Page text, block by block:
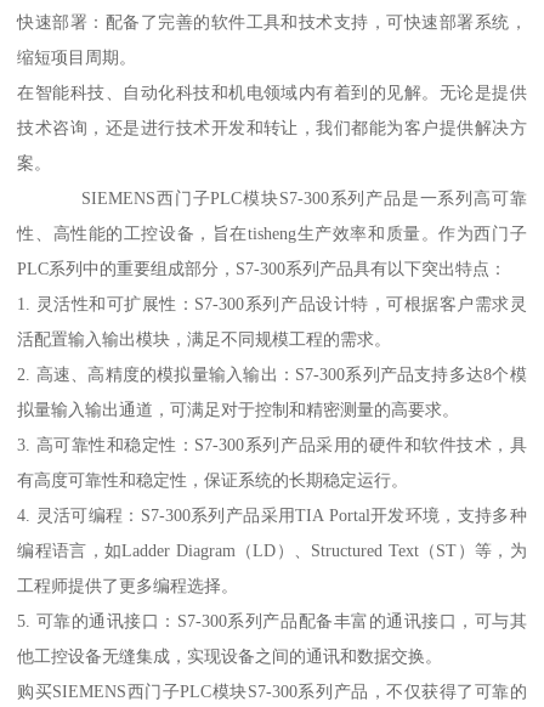
快速部署：配备了完善的软件工具和技术支持，可快速部署系统，
缩短项目周期。
在智能科技、自动化科技和机电领域内有着到的见解。无论是提供
技术咨询，还是进行技术开发和转让，我们都能为客户提供解决方
案。
SIEMENS西门子PLC模块S7-300系列产品是一系列高可靠
性、高性能的工控设备，旨在tisheng生产效率和质量。作为西门子
PLC系列中的重要组成部分，S7-300系列产品具有以下突出特点：
1. 灵活性和可扩展性：S7-300系列产品设计特，可根据客户需求灵
活配置输入输出模块，满足不同规模工程的需求。
2. 高速、高精度的模拟量输入输出：S7-300系列产品支持多达8个模
拟量输入输出通道，可满足对于控制和精密测量的高要求。
3. 高可靠性和稳定性：S7-300系列产品采用的硬件和软件技术，具
有高度可靠性和稳定性，保证系统的长期稳定运行。
4. 灵活可编程：S7-300系列产品采用TIA Portal开发环境，支持多种
编程语言，如Ladder Diagram（LD）、Structured Text（ST）等，为
工程师提供了更多编程选择。
5. 可靠的通讯接口：S7-300系列产品配备丰富的通讯接口，可与其
他工控设备无缝集成，实现设备之间的通讯和数据交换。
购买SIEMENS西门子PLC模块S7-300系列产品，不仅获得了可靠的